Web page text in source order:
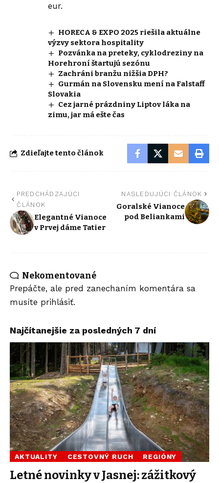
eur.
HORECA & EXPO 2025 riešila aktuálne
výzvy sektora hospitality
Pozvánka na preteky, cyklodreziny na
Horehroní štartujú sezónu
Zachráni branžu nižšia DPH?
Gurmán na Slovensku mení na Falstaff
Slovakia
Cez jarné prázdniny Liptov láka na
zimu, jar má ešte čas
Zdieľajte tento článok
PREDCHÁDZAJÚCI
ČLÁNOK
Elegantné Vianoce
v Prvej dáme Tatier
NASLEDUJÚCI ČLÁNOK
Goralské Vianoce
pod Beliankami
Nekomentované
Prepáčte, ale pred zanechaním komentára sa
musíte prihlásiť.
Najčítanejšie za posledných 7 dní
AKTUALITY CESTOVNÝ RUCH REGIÓNY
Letné novinky v Jasnej: zážitkový